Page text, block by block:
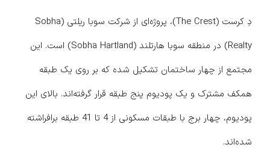
دِ کرست (The Crest)، پروژه‌ای از شرکت سوبا ریلتی (Sobha
Realty) در منطقه سوبا هارتلند (Sobha Hartland) است. این
مجتمع از چهار ساختمان تشکیل شده که بر روی یک طبقه
همکف مشترک و یک پودیوم پنج طبقه قرار گرفته‌اند. بالای این
پودیوم، چهار برج با طبقات مسکونی از 4 تا 41 طبقه برافراشته
شده‌اند.